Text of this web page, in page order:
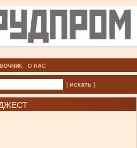
О НАС
| искать |